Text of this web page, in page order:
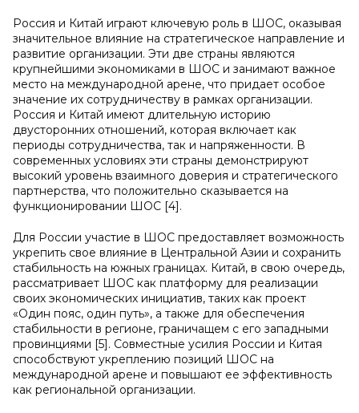
Россия и Китай играют ключевую роль в ШОС, оказывая
значительное влияние на стратегическое направление и
развитие организации. Эти две страны являются
крупнейшими экономиками в ШОС и занимают важное
место на международной арене, что придает особое
значение их сотрудничеству в рамках организации.
Россия и Китай имеют длительную историю
двусторонних отношений, которая включает как
периоды сотрудничества, так и напряженности. В
современных условиях эти страны демонстрируют
высокий уровень взаимного доверия и стратегического
партнерства, что положительно сказывается на
функционировании ШОС [4].
Для России участие в ШОС предоставляет возможность
укрепить свое влияние в Центральной Азии и сохранить
стабильность на южных границах. Китай, в свою очередь,
рассматривает ШОС как платформу для реализации
своих экономических инициатив, таких как проект
«Один пояс, один путь», а также для обеспечения
стабильности в регионе, граничащем с его западными
провинциями [5]. Совместные усилия России и Китая
способствуют укреплению позиций ШОС на
международной арене и повышают ее эффективность
как региональной организации.